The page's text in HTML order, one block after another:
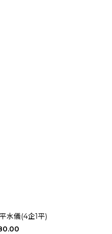
水儀(4企1平)